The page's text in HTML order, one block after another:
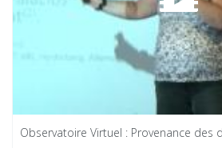
Observatoire Virtuel : Provenance des